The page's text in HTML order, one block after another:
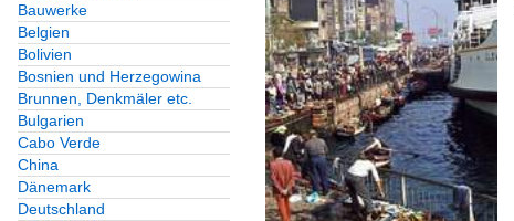
Bauwerke
Belgien
Bolivien
Bosnien und Herzegowina
Brunnen, Denkmäler etc.
Bulgarien
Cabo Verde
China
Dänemark
Deutschland